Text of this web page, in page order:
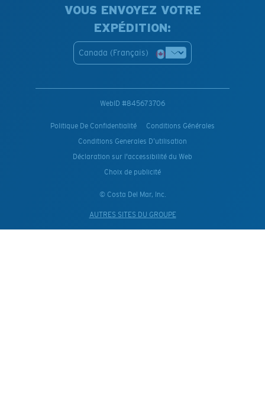
VOUS ENVOYEZ VOTRE
EXPÉDITION:
Canada (Français)
WebID #845673706
Politique De Confidentialité
Conditions Générales
Conditions Generales D’utilisation
Déclaration sur l'accessibilité du Web
Choix de publicité
© Costa Del Mar, Inc.
AUTRES SITES DU GROUPE